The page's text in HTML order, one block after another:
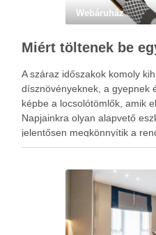
Webáruház
A száraz időszakok komoly
dísznövényeknek, a gyepnek
képbe a locsolótömlők, amik
Napjainkra olyan alapvető
jelentősen megkönnyítik a
A megfelelő vízellátás